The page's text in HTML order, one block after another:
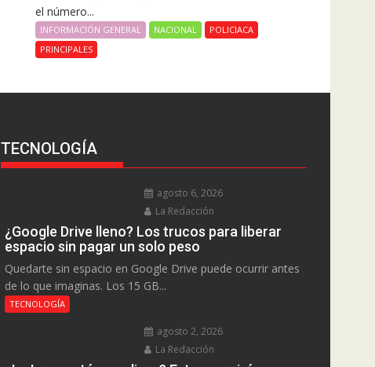
el número...
INFORMACIÓN GENERAL NACIONAL
POLICIACA
PRINCIPALES
TECNOLOGÍA
agosto 6, 2026
La Redacción
¿Google Drive lleno? Los trucos para liberar
espacio sin pagar un solo peso
Quedarte sin espacio en Google Drive puede ocurrir antes
de lo que imaginas. Los 15 GB...
TECNOLOGÍA
agosto 2, 2026
La Redacción